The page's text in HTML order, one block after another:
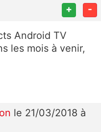
+ -
Android TV
les mois à venir,
le 21/03/2018 à